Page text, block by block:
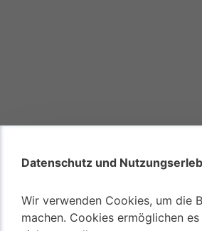
Datenschutz und
Wir verwenden Cookies, um die
machen. Cookies ermöglichen